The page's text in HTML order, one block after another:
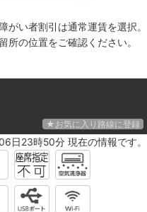
がい者割引は通常運賃を選択。
所の位置をご確認ください。
★お気に入り路線に登録
日23時50分 現在の情報です。